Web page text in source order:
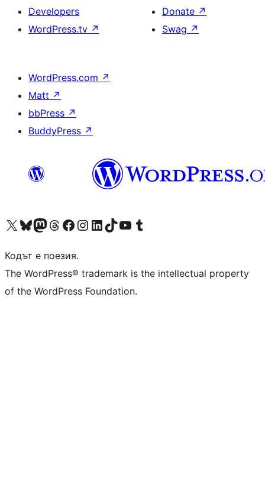
Developers
WordPress.tv ↗
Donate ↗
Swag ↗
WordPress.com ↗
Matt ↗
bbPress ↗
BuddyPress ↗
Visit our X (formerly Twitter) account
Visit our Bluesky account
Visit our Mastodon account
Visit our Threads account
Посетете нашата страница във Facebook
Посетете нашия профил в Instagram
Посетете нашия профил в LinkedIn
Visit our TikTok account
Visit our YouTube channel
Visit our Tumblr account
Кодът е поезия.
The WordPress® trademark is the intellectual property
of the WordPress Foundation.